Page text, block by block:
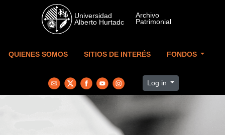
Skip to main content
QUIENES SOMOS SITIOS DE INTERÉS FONDOS
Log in